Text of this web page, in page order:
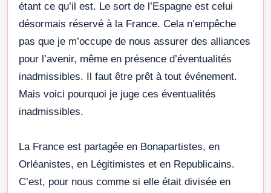
étant ce qu’il est. Le sort de l’Espagne est celui
désormais réservé à la France. Cela n’empêche
pas que je m’occupe de nous assurer des alliances
pour l’avenir, même en présence d’éventualités
inadmissibles. Il faut être prêt à tout événement.
Mais voici pourquoi je juge ces éventualités
inadmissibles.
La France est partagée en Bonapartistes, en
Orléanistes, en Légitimistes et en Republicains.
C’est, pour nous comme si elle était divisée en